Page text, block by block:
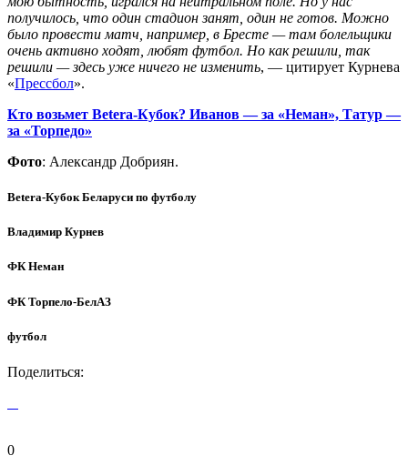
получилось, что один стадион занят, один не готов. Можно
было провести матч, например, в Бресте — там болельщики
очень активно ходят, любят футбол. Но как решили, так
решили — здесь уже ничего не изменить, — цитирует Курнева
«Прессбол».
Кто возьмет Betera-Кубок? Иванов — за «Неман», Татур —
за «Торпедо»
Фото: Александр Добриян.
Betera-Кубок Беларуси по футболу
Владимир Курнев
ФК Неман
ФК Торпело-БелАЗ
футбол
Поделиться:
0